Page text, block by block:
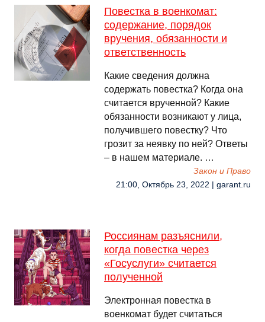
Повестка в военкомат:
содержание, порядок
вручения, обязанности и
ответственность
Какие сведения должна
содержать повестка? Когда она
считается врученной? Какие
обязанности возникают у лица,
получившего повестку? Что
грозит за неявку по ней? Ответы
– в нашем материале. …
Закон и Право
21:00, Октябрь 23, 2022 | garant.ru
Россиянам разъяснили,
когда повестка через
«Госуслуги» считается
полученной
Электронная повестка в
военкомат будет считаться